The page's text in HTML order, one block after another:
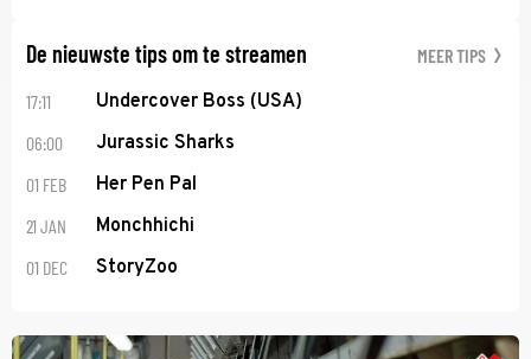
De nieuwste tips om te streamen MEER TIPS
17:11 Undercover Boss (USA)
06:00 Jurassic Sharks
01 FEB Her Pen Pal
21 JAN Monchhichi
01 DEC StoryZoo